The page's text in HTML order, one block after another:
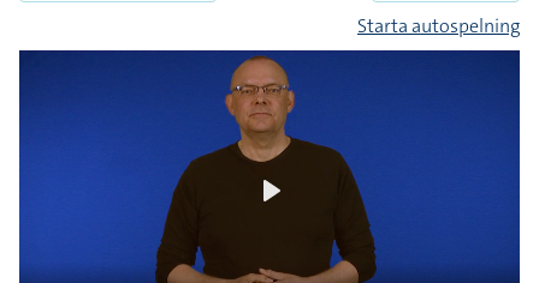
Starta autospelning